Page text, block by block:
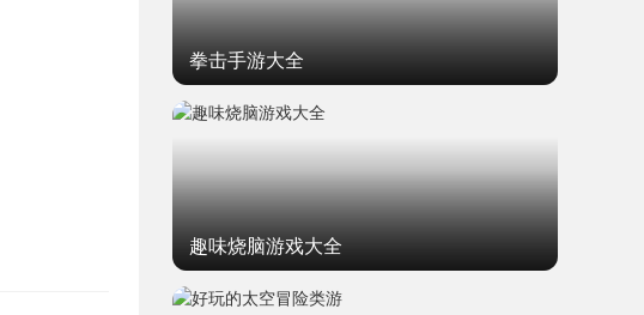
拳击手游大全
趣味烧脑游戏大全